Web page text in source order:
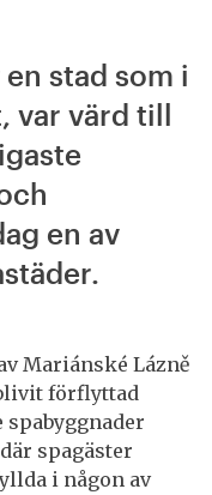
stad som i
var värd till
en av
Mariánské Lázně
förflyttad
spagäster
i någon av